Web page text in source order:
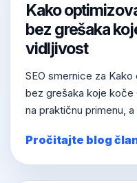
Kako
bez grešaka
vidljivost
SEO smernice za
bez grešaka koje
na praktičnu primenu,
Pročitajte blog